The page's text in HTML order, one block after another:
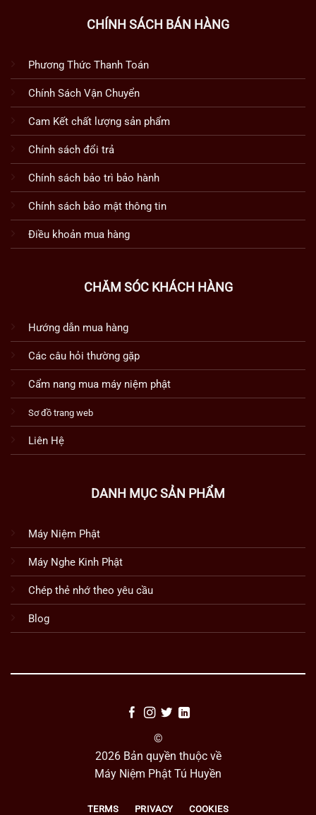
CHÍNH SÁCH BÁN HÀNG
Phương Thức Thanh Toán
Chính Sách Vận Chuyển
Cam Kết chất lượng sản phẩm
Chính sách đổi trả
Chính sách bảo trì bảo hành
Chính sách bảo mật thông tin
Điều khoản mua hàng
CHĂM SÓC KHÁCH HÀNG
Hướng dẫn mua hàng
Các câu hỏi thường gặp
Cẩm nang mua máy niệm phật
Sơ đồ trang web
Liên Hệ
DANH MỤC SẢN PHẨM
Máy Niệm Phật
Máy Nghe Kinh Phật
Chép thẻ nhớ theo yêu cầu
Blog
©
2026 Bản quyền thuộc về
Máy Niệm Phật Tú Huyền
TERMS PRIVACY COOKIES